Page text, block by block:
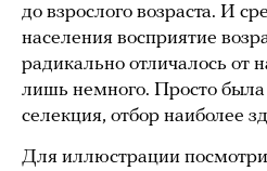
до взрослого возраста. И
населения восприятие
радикально отличалось от
лишь немного. Просто
селекция, отбор наиболее
Для иллюстрации